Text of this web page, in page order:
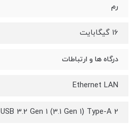
رم
16 گیگابایت
درگاه ها و ارتباطات
Ethernet LAN
USB 3.2 Gen 1 (3.1 Gen 1) Type-A 2